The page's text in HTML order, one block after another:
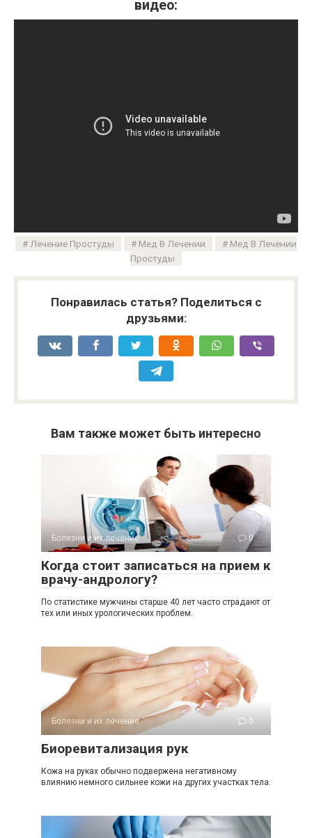
видео:
Лечение Простуды Мед В Лечении
Мед В Лечении
Простуды
Понравилась статья? Поделиться с
друзьями:
Вам также может быть интересно
Болезни и их лечение 0
Когда стоит записаться на прием к
врачу-андрологу?
По статистике мужчины старше 40 лет часто страдают от
тех или иных урологических проблем.
Болезни и их лечение 0
Биоревитализация рук
Кожа на руках обычно подвержена негативному
влиянию немного сильнее кожи на других участках тела.